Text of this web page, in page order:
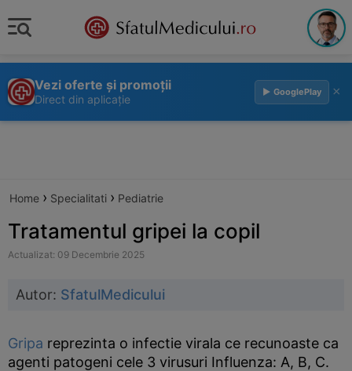
Vezi oferte și promoții
Direct din aplicație
▶ GooglePlay ×
Home › Specialitati › Pediatrie
Tratamentul gripei la copil
Actualizat: 09 Decembrie 2025
Autor: SfatulMedicului
Gripa reprezinta o infectie virala ce recunoaste ca
agenti patogeni cele 3 virusuri Influenza: A, B, C.